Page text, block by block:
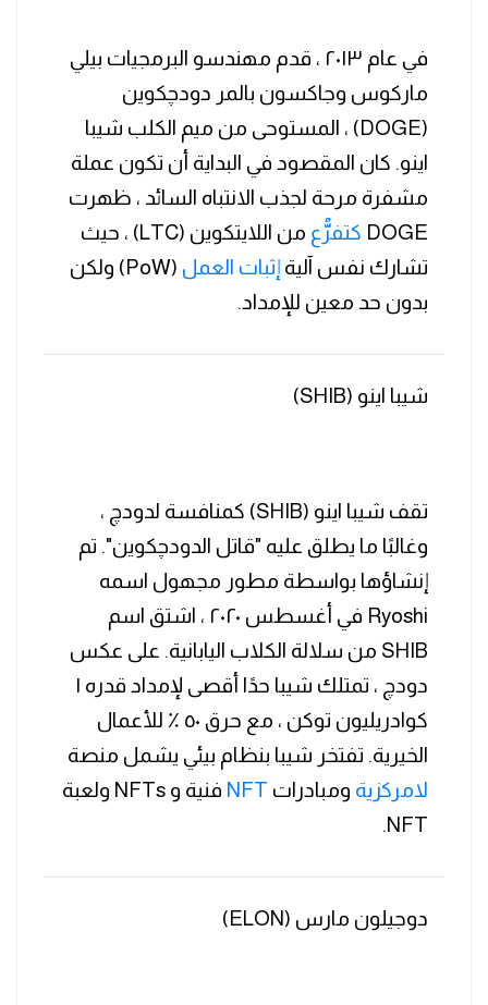
في عام ٢٠١٣ ، قدم مهندسو البرمجيات بيلي
ماركوس وجاكسون بالمر دودچكوين
(DOGE) ، المستوحى من ميم الكلب شيبا
اينو. كان المقصود في البداية أن تكون عملة
مشفرة مرحة لجذب الانتباه السائد ، ظهرت
DOGE كتفرُّع
من اللايتكوين (LTC) ، حيث
تشارك نفس آلية إثبات العمل
(PoW) ولكن
بدون حد معين للإمداد.
شيبا اينو (SHIB)
تقف شيبا اينو (SHIB) كمنافسة لدودچ ،
وغالبًا ما يطلق عليه "قاتل الدودچكوين". تم
إنشاؤها بواسطة مطور مجهول اسمه
Ryoshi في أغسطس ٢٠٢٠ ، اشتق اسم
SHIB من سلالة الكلاب اليابانية. على عكس
دودچ ، تمتلك شيبا حدًا أقصى لإمداد قدره ١
كوادريليون توكن ، مع حرق ٥٠ ٪ للأعمال
الخيرية. تفتخر شيبا بنظام بيئي يشمل منصة
لامركزية ومبادرات NFT
فنية و NFTs ولعبة
NFT.
دوجيلون مارس (ELON)